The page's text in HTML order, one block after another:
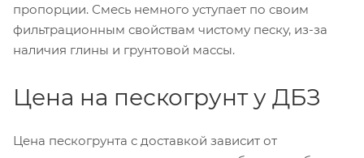
пропорции. Смесь немного уступает по своим
фильтрационным свойствам чистому песку, из-за
наличия глины и грунтовой массы.
Цена на пескогрунт у ДБЗ
Цена пескогрунта с доставкой зависит от